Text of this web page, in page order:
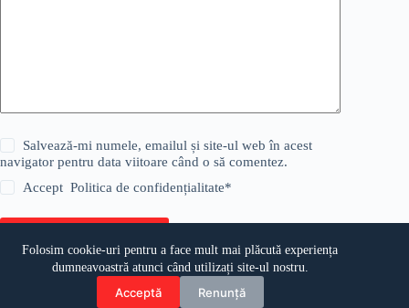
Folosim cookie-uri pentru a face mult mai plăcută experiența
dumneavoastră atunci când utilizați site-ul nostru.
Acceptă Renunță
Salvează-mi numele, emailul și site-ul web în acest
navigator pentru data viitoare când o să comentez.
AcceptPolitica de confidențialitate*